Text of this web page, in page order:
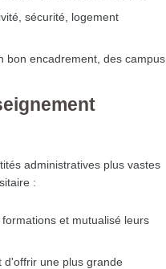
sécurité, logement
bon encadrement, des campus
administratives plus vastes
:
et mutualisé leurs
d'offrir une plus grande